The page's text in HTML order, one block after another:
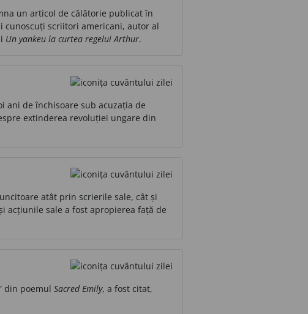
un articol de călătorie publicat în
cunoscuți scriitori americani, autor al
Un yankeu la curtea regelui Arthur.
ani de închisoare sub acuzația de
extinderea revoluției ungare din
atât prin scrierile sale, cât și
acțiunile sale a fost apropierea față de
din poemul Sacred Emily, a fost citat,